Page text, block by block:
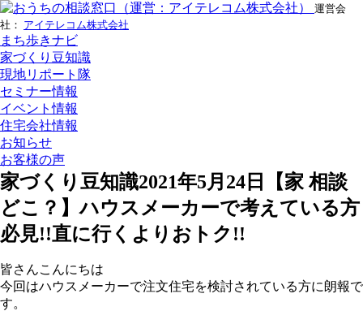
運営会
社： アイテレコム株式会社
まち歩きナビ
家づくり豆知識
現地リポート隊
セミナー情報
イベント情報
住宅会社情報
お知らせ
お客様の声
家づくり豆知識2021年5月24日
【家 相談
どこ？】ハウスメーカーで考えている方
必見!!直に行くよりおトク!!
皆さんこんにちは
今回はハウスメーカーで注文住宅を検討されている方に朗報で
す。